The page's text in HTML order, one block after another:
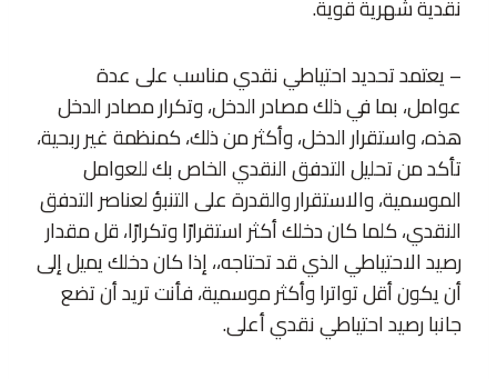
نقدية شهرية قوية.
– يعتمد تحديد احتياطي نقدي مناسب على عدة
عوامل، بما في ذلك مصادر الدخل، وتكرار مصادر الدخل
هذه، واستقرار الدخل، وأكثر من ذلك، كمنظمة غير ربحية،
تأكد من تحليل التدفق النقدي الخاص بك للعوامل
الموسمية، والاستقرار والقدرة على التنبؤ لعناصر التدفق
النقدي، كلما كان دخلك أكثر استقرارًا وتكرارًا، قل مقدار
رصيد الاحتياطي الذي قد تحتاجه،، إذا كان دخلك يميل إلى
أن يكون أقل تواترا وأكثر موسمية، فأنت تريد أن تضع
جانبا رصيد احتياطي نقدي أعلى.